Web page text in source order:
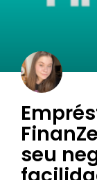
seu